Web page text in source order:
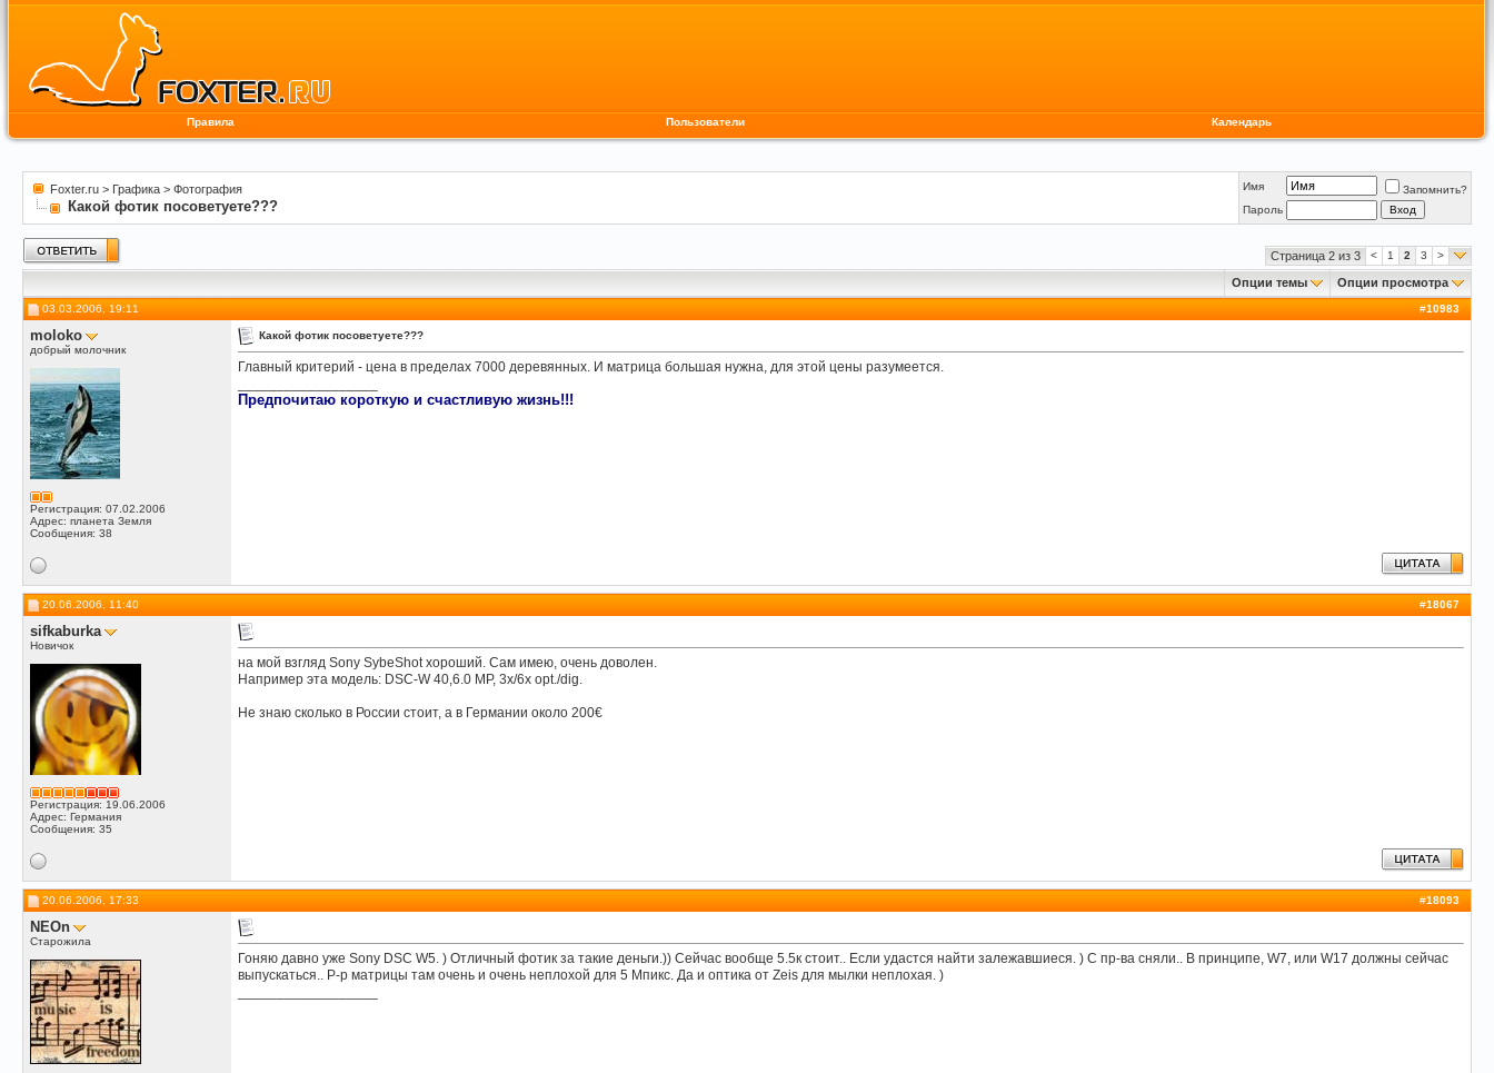
Правила Пользователи Календарь
Foxter.ru > Графика > Фотография
Какой фотик посоветуете???
Имя
Запомнить?
Пароль
Страница 2 из 3 < 1 2 3 >
Опции темы Опции просмотра
03.03.2006, 19:11 #10983
moloko
добрый молочник
Регистрация: 07.02.2006
Адрес: планета Земля
Сообщения: 38
Какой фотик посоветуете???
Главный критерий - цена в пределах 7000 деревянных. И матрица большая нужна, для этой цены разумеется.
Предпочитаю короткую и счастливую жизнь!!!
20.06.2006, 11:40 #18067
sifkaburka
Новичок
Регистрация: 19.06.2006
Адрес: Германия
Сообщения: 35
на мой взгляд Sony SybeShot хороший. Сам имею, очень доволен.
Например эта модель: DSC-W 40,6.0 MP, 3x/6x opt./dig.
Не знаю сколько в России стоит, а в Германии около 200€
20.06.2006, 17:33 #18093
NEOn
Старожила
Гоняю давно уже Sony DSC W5. ) Отличный фотик за такие деньги.)) Сейчас вообще 5.5к стоит.. Если удастся найти залежавшиеся. ) С пр-ва сняли.. В принципе, W7, или W17 должны сейчас
выпускаться.. Р-р матрицы там очень и очень неплохой для 5 Мпикс. Да и оптика от Zeis для мылки неплохая. )